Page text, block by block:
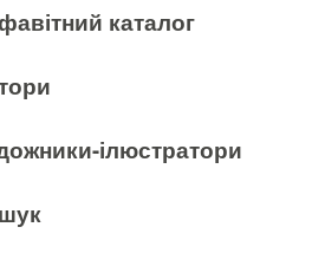
каталог
ілюстратори